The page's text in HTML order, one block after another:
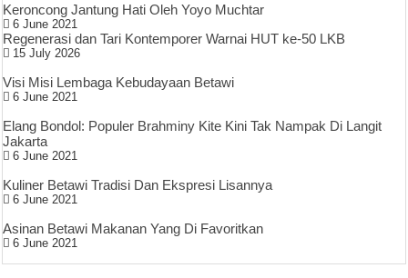
Keroncong Jantung Hati Oleh Yoyo Muchtar
6 June 2021
Regenerasi dan Tari Kontemporer Warnai HUT ke-50 LKB
15 July 2026
Visi Misi Lembaga Kebudayaan Betawi
6 June 2021
Elang Bondol: Populer Brahminy Kite Kini Tak Nampak Di Langit
Jakarta
6 June 2021
Kuliner Betawi Tradisi Dan Ekspresi Lisannya
6 June 2021
Asinan Betawi Makanan Yang Di Favoritkan
6 June 2021